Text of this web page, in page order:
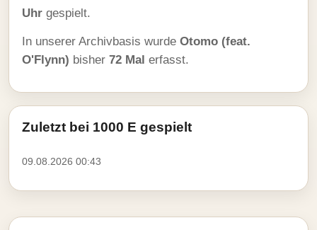
Uhr gespielt.
In unserer Archivbasis wurde Otomo (feat.
O'Flynn) bisher 72 Mal erfasst.
Zuletzt bei 1000 E gespielt
09.08.2026 00:43